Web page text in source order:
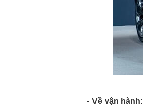
- Về vận hành: